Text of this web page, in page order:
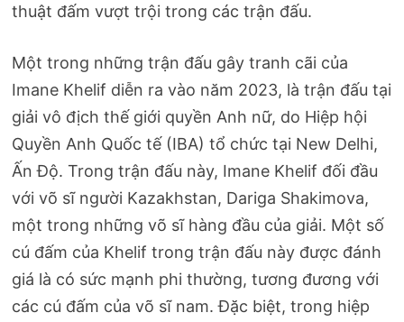
thuật đấm vượt trội trong các trận đấu.
Một trong những trận đấu gây tranh cãi của
Imane Khelif diễn ra vào năm 2023, là trận đấu tại
giải vô địch thế giới quyền Anh nữ, do Hiệp hội
Quyền Anh Quốc tế (IBA) tổ chức tại New Delhi,
Ấn Độ. Trong trận đấu này, Imane Khelif đối đầu
với võ sĩ người Kazakhstan, Dariga Shakimova,
một trong những võ sĩ hàng đầu của giải. Một số
cú đấm của Khelif trong trận đấu này được đánh
giá là có sức mạnh phi thường, tương đương với
các cú đấm của võ sĩ nam. Đặc biệt, trong hiệp